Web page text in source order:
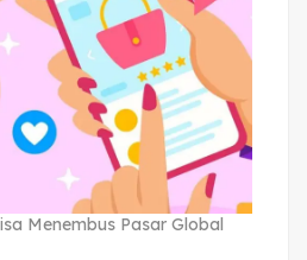
Menembus Pasar Global